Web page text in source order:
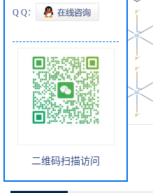
Q Q：
二维码扫描访问